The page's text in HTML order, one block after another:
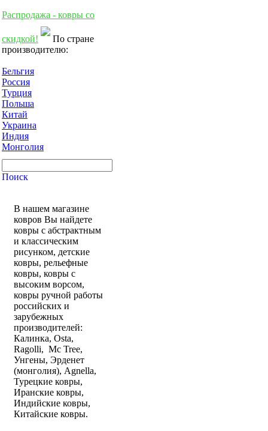
Распродажа - ковры со
скидкой!
По стране
производителю:
Бельгия
Россия
Турция
Польша
Китай
Украина
Индия
Монголия
В нашем магазине
ковров Вы найдете
ковры с абстрактным
и классическим
рисунком, детские
ковры, рельефные
ковры, ковры с
высоким ворсом,
ковры ручной работы
российских и
зарубежных
производителей:
Калинка, Osta,
Ragolli, Mc Tree,
Унгены, Эрденет
(монголия), Agnella,
Турецкие ковры,
Иранские ковры,
Индийские ковры,
Китайские ковры.